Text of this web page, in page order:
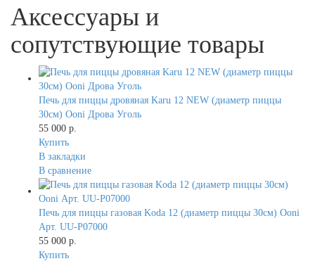
Аксессуары и
сопутствующие товары
Печь для пиццы дровяная Karu 12 NEW (диаметр пиццы
30см) Ooni Дрова Уголь
55 000 р.
Купить
В закладки
В сравнение
Печь для пиццы газовая Koda 12 (диаметр пиццы 30см) Ooni
Арт. UU-P07000
55 000 р.
Купить